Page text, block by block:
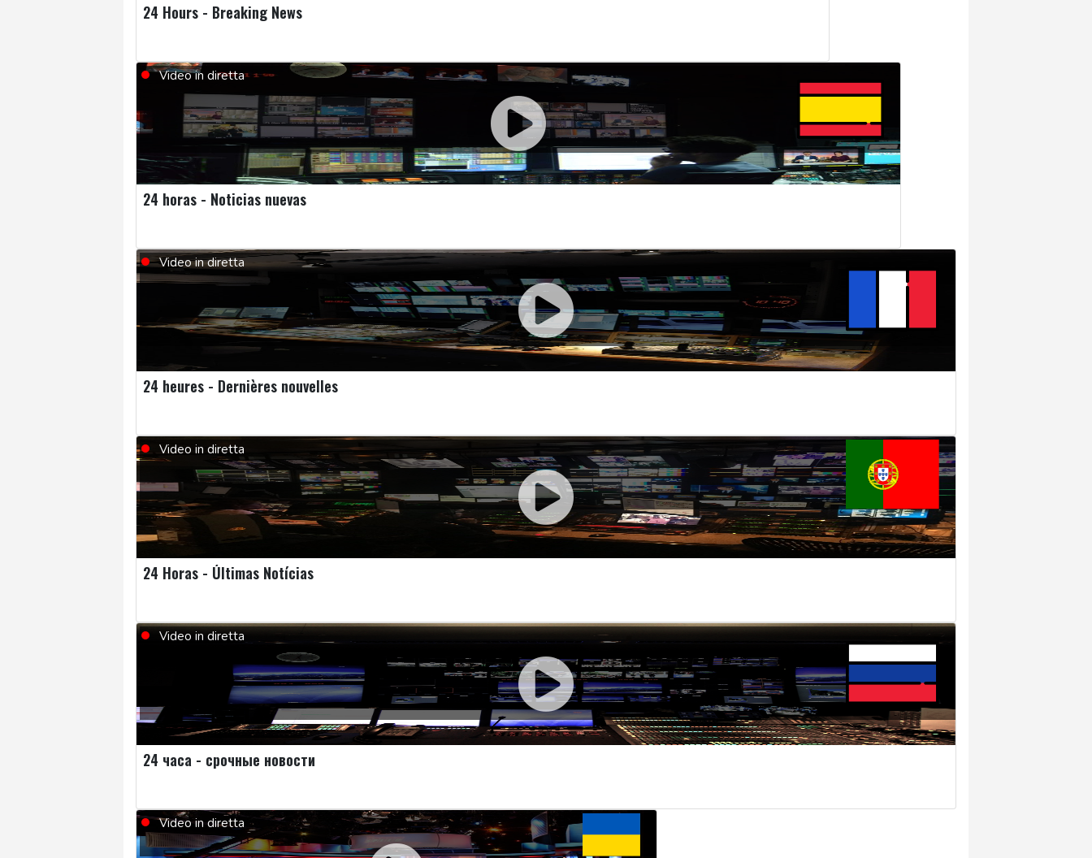
24 Hours - Breaking News
Video in diretta
24 horas - Noticias nuevas
Video in diretta
24 heures - Dernières nouvelles
Video in diretta
24 Horas - Últimas Notícias
Video in diretta
24 часа - срочные новости
Video in diretta